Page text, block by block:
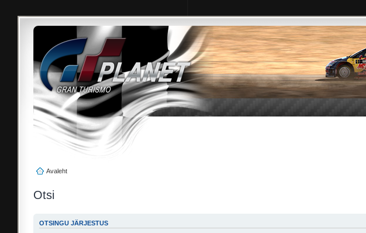
Avaleht
Otsi
OTSINGU JÄRJESTUS